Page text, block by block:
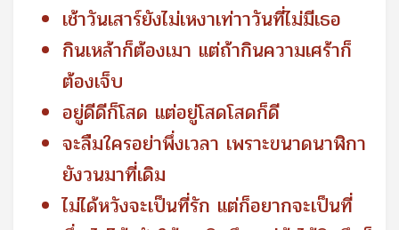
เช้าวันเสาร์ยังไม่เหงาเท่าาวันที่ไม่มีเธอ
กินเหล้าก็ต้องเมา แต่ถ้ากินความเศร้าก็
ต้องเจ็บ
อยู่ดีดีก็โสด แต่อยู่โสดโสดก็ดี
จะลืมใครอย่าพึ่งเวลา เพราะขนาดนาฬิกา
ยังวนมาที่เดิม
ไม่ได้หวังจะเป็นที่รัก แต่ก็อยากจะเป็นที่